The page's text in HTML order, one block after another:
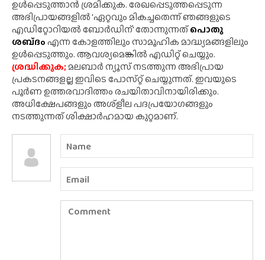
ഉൾപ്പെടുത്താൻ ശ്രമിക്കുക. രേഖപ്പെടുത്തപ്പെടുന്ന
അഭിപ്രായങ്ങളിൽ 'ഏറ്റവും മികച്ചതെന്ന് ഞങ്ങളുടെ
എഡിറ്റോറിയൽ ബോർഡിന്' തോന്നുന്നത്പൊതു
ശബ്‌ദംഎന്ന കോളത്തിലും സാമൂഹിക മാദ്ധ്യമങ്ങളിലും
ഉൾപ്പെടുത്തും. ആവശ്യമെങ്കിൽ എഡിറ്റ് ചെയ്യും.
ശ്രദ്ധിക്കുക;മലബാർ ന്യൂസ് നടത്തുന്ന അഭിപ്രായ
പ്രകടനങ്ങളല്ല ഇവിടെ പോസ്‌റ്റ് ചെയ്യുന്നത്. ഇവയുടെ
പൂർണ ഉത്തരവാദിത്തം രചയിതാവിനായിരിക്കും.
അധിക്ഷേപങ്ങളും അശ്‌ളീല പദപ്രയോഗങ്ങളും
നടത്തുന്നത് ശിക്ഷാർഹമായ കുറ്റമാണ്.